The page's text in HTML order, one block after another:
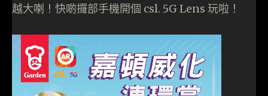
越大喇！快啲攞部手機開個 csl. 5G Lens 玩啦！